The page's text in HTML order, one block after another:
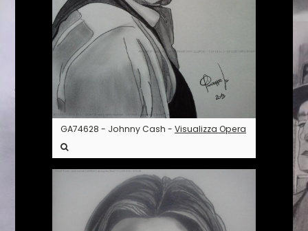
GA74628 - Johnny Cash - Visualizza Opera